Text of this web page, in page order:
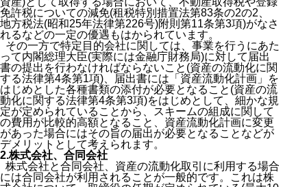
免許税についての減免(租税特別措置法第83条の2の2、
地方税法(昭和25年法律第226号)附則第11条第3項)がなさ
れるなどの一定の優遇もはかられています。
その一方で特定目的会社に関しては、事業を行うにあた
って内閣総理大臣(実際には金融庁財務局)に対して届出
書の提出を行わなければならないこと(資産の流動化に関
する法律第4条第1項)、届出書には「資産流動化計画」を
はじめとした各種書類の添付が必要となること(資産の流
動化に関する法律第4条第3項)をはじめとして、細かな規
定が定められていることから、スキームの組成に関して
の費用が比較的高額となること、資産流動化計画に変更
があった場合にはその旨の届出が必要となることなどが
デメリットとして考えられます。
2.株式会社、合同会社
株式会社と合同会社、資産の流動化取引に利用する場合
には合同会社が利用されることが一般的です。これは株